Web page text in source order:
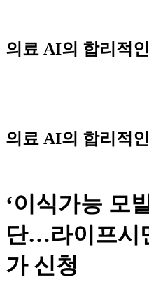
content
의료 AI의 합리적
의료 AI의 합리적
‘이식가능 모
단…라이프시
가 신청